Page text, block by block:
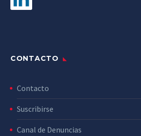
CONTACTO
Contacto
Suscribirse
Canal de Denuncias